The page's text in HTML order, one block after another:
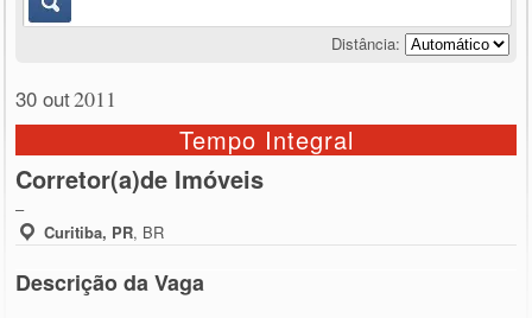
Distância:
30 out2011
Tempo Integral
Corretor(a)de Imóveis
–
Curitiba, PR, BR
Descrição da Vaga